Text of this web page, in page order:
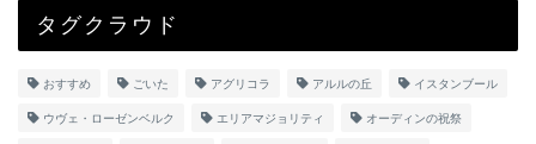
タグクラウド
おすすめ ごいた アグリコラ アルルの丘 イスタンブール
ウヴェ・ローゼンベルク エリアマジョリティ オーディンの祝祭